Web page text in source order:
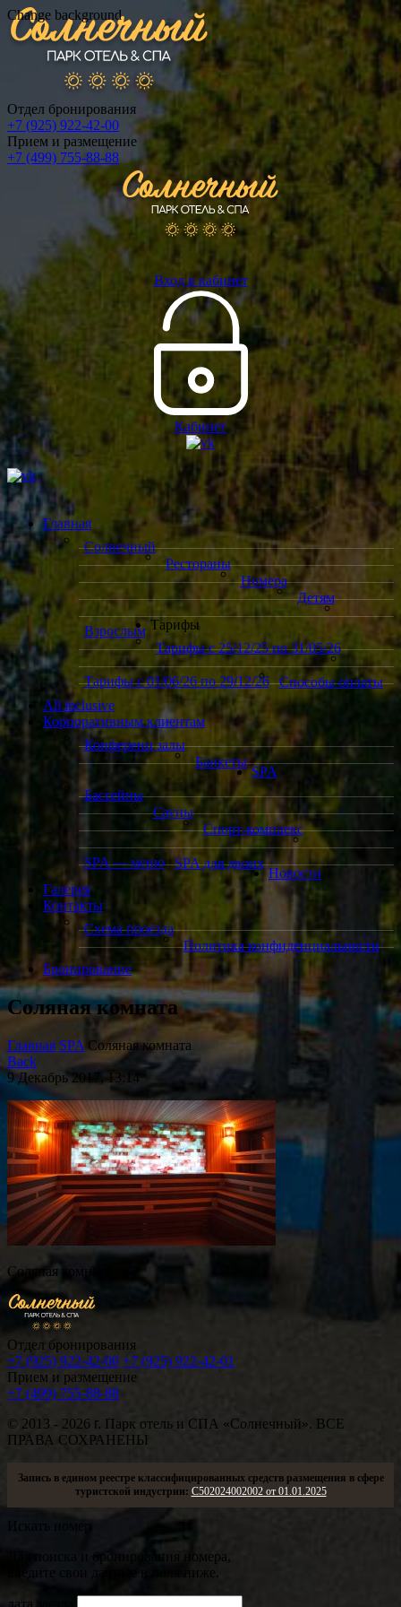
Change background
Отдел бронирования
+7 (925) 922-42-00
Прием и размещение
+7 (499) 755-88-88
Вход в кабинет
Кабинет
Главная
Солнечный
Рестораны
Номера
Детям
Взрослым Тарифы
Тарифы с 25/12/25 по 31/05/26
Тарифы с 01/06/26 по 29/12/26
Способы оплаты
All inclusive
Корпоративным клиентам
Конференц залы
Банкеты
SPA
Бассейны
Сауны
Спорт-комплекс
SPA — меню SPA для двоих
Новости
Галерея
Контакты
Схема проезда
Политика конфиденциальности
Бронирование
Соляная комната
Главная SPA Соляная комната
Back
9 Декабрь 2017, 13:14
Соляная комната
Отдел бронирования
+7 (925) 922-42-00 +7 (925) 922-42-01
Прием и размещение
+7 (499) 755-88-88
© 2013 - 2026 г. Парк отель и СПА «Солнечный». ВСЕ
ПРАВА СОХРАНЕНЫ
Запись в едином реестре классифицированных средств размещения в сфере
туристской индустрии: С502024002002 от 01.01.2025
Для поиска и бронирования номера,
введите свои данные в поля ниже.
дата заезда